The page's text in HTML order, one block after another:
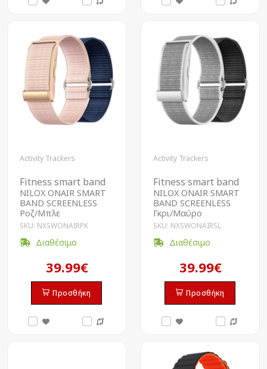
Activity Trackers
Fitness smart band
NILOX ONAIR SMART
BAND SCREENLESS
Ροζ/Μπλε
SKU: NXSWONAIRPK
Διαθέσιμο
39.99€
Προσθήκη
Activity Trackers
Fitness smart band
NILOX ONAIR SMART
BAND SCREENLESS
Γκρι/Μαύρο
SKU: NXSWONAIRSL
Διαθέσιμο
39.99€
Προσθήκη